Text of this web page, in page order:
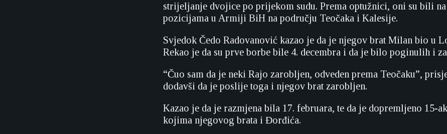
strijeljanje dvojice po prijekom sudu. Prema optužnici, oni su bili
pozicijama u Armiji BiH na području Teočaka i Kalesije.
Svjedok Čedo Radovanović kazao je da je njegov brat Milan bio u
Rekao je da su prve borbe bile 4. decembra i da je bilo poginulih i
“Čuo sam da je neki Rajo zarobljen, odveden prema Teočaku”,
dodavši da je poslije toga i njegov brat zarobljen.
Kazao je da je razmjena bila 17. februara, te da je dopremljeno 15-
kojima njegovog brata i Đorđića.